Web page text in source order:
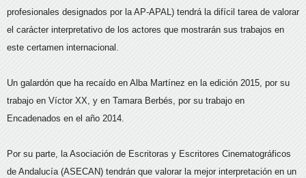
profesionales designados por la AP-APAL) tendrá la difícil tarea de valorar
el carácter interpretativo de los actores que mostrarán sus trabajos en
este certamen internacional.
Un galardón que ha recaído en Alba Martínez en la edición 2015, por su
trabajo en Víctor XX, y en Tamara Berbés, por su trabajo en
Encadenados en el año 2014.
Por su parte, la Asociación de Escritoras y Escritores Cinematográficos
de Andalucía (ASECAN) tendrán que valorar la mejor interpretación en un